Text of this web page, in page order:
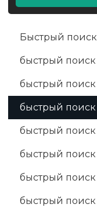
Быстрый поиск
быстрый поиск
быстрый поиск
быстрый поиск
быстрый поиск
быстрый поиск
быстрый поиск
быстрый поиск